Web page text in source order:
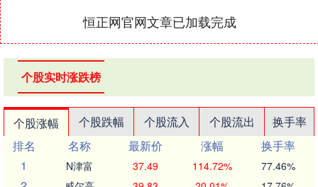
恒正网官网文章已加载完成
个股实时涨跌榜
个股涨幅 个股跌幅 个股流入 个股流出
换手率
排名
名称 最新价 涨幅
换手率
1
N津富 37.49 114.72% 77.46%